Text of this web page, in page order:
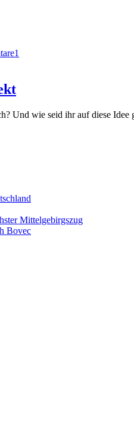
1
Und wie seid ihr auf diese
Mittelgebirgszug
Bovec